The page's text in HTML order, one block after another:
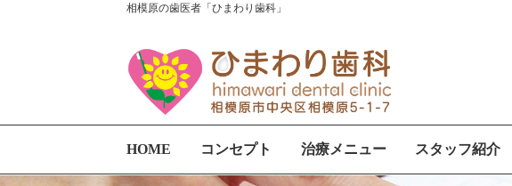
相模原の歯医者「ひまわり歯科」
HOME コンセプト 治療メニュー スタッフ紹介